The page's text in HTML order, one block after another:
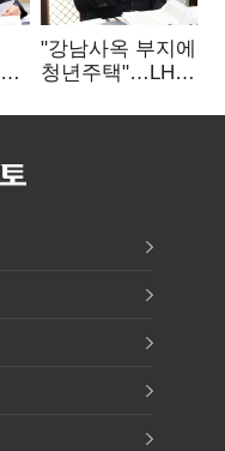
"강남사옥 부지에
청년주택"…LH도